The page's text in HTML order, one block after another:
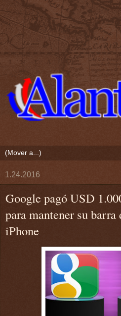
1.24.2016
Google pagó USD
para mantener su barra
iPhone